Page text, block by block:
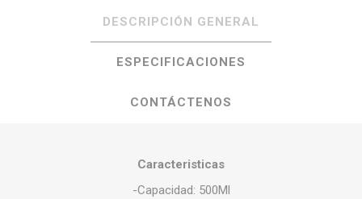
DESCRIPCIÓN GENERAL
ESPECIFICACIONES
CONTÁCTENOS
Caracteristicas
-Capacidad: 500Ml